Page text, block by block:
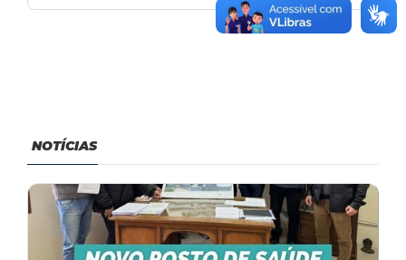
NOTÍCIAS